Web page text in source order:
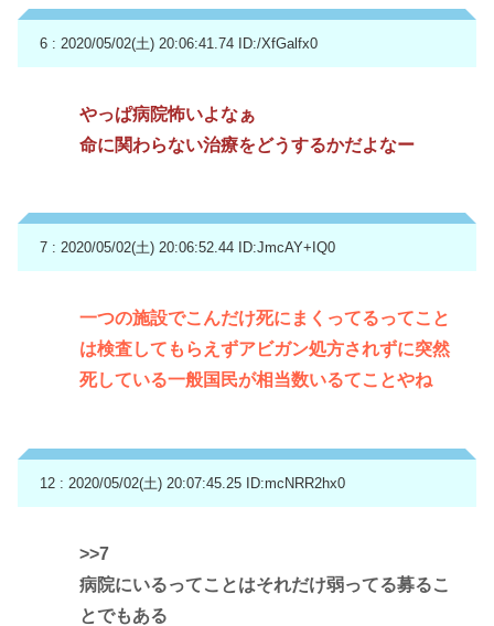
6 : 2020/05/02(土) 20:06:41.74 ID:/XfGalfx0
やっぱ病院怖いよなぁ
命に関わらない治療をどうするかだよなー
7 : 2020/05/02(土) 20:06:52.44 ID:JmcAY+IQ0
一つの施設でこんだけ死にまくってるってこと
は検査してもらえずアビガン処方されずに突然
死している一般国民が相当数いるてことやね
12 : 2020/05/02(土) 20:07:45.25 ID:mcNRR2hx0
>>7
病院にいるってことはそれだけ弱ってる募るこ
とでもある